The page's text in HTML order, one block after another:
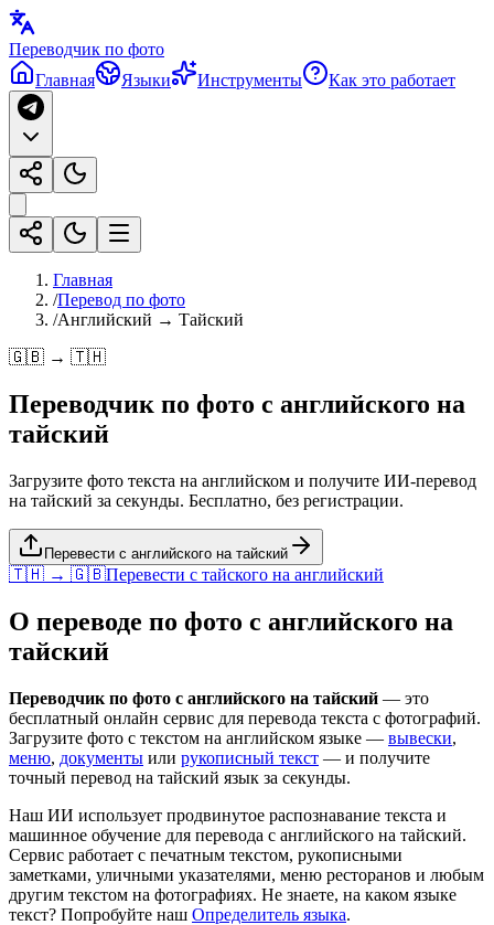
Переводчик по фото
Главная
Языки Инструменты Как это работает
Главная
/Перевод по фото
/Английский → Тайский
🇬🇧 → 🇹🇭
Переводчик по фото с английского на
тайский
Загрузите фото текста на английском и получите ИИ-перевод
на тайский за секунды. Бесплатно, без регистрации.
Перевести с английского на тайский
🇹🇭 → 🇬🇧Перевести с тайского на английский
О переводе по фото с английского на
тайский
Переводчик по фото с английского на тайский — это
бесплатный онлайн сервис для перевода текста с фотографий.
Загрузите фото с текстом на английском языке — вывески,
меню, документы или рукописный текст — и получите
точный перевод на тайский язык за секунды.
Наш ИИ использует продвинутое распознавание текста и
машинное обучение для перевода с английского на тайский.
Сервис работает с печатным текстом, рукописными
заметками, уличными указателями, меню ресторанов и любым
другим текстом на фотографиях. Не знаете, на каком языке
текст? Попробуйте наш Определитель языка.